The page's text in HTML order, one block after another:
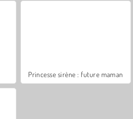
Princesse sirène : future maman